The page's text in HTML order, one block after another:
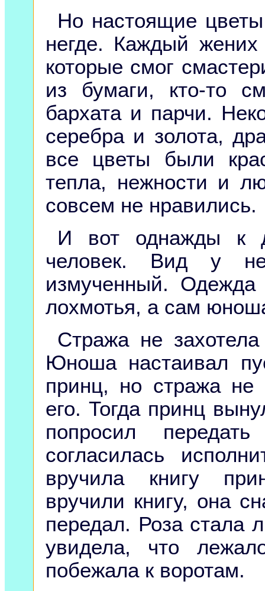
Но настоящие
негде. Каждый
которые смог
из бумаги, кто-то
бархата и парчи.
серебра и золота,
все цветы были
тепла, нежности и
совсем не нравились.
И вот однажды к
человек. Вид у
измученный.
лохмотья, а сам
Стража не
Юноша настаивал
принц, но стража не
его. Тогда принц
попросил
согласилась
вручила книгу
вручили книгу, она
передал. Роза стала
увидела, что
побежала к воротам.